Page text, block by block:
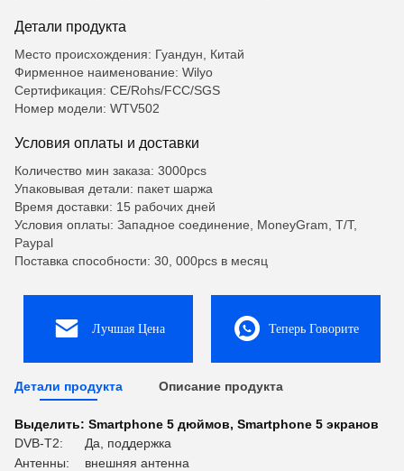
Детали продукта
Место происхождения: Гуандун, Китай
Фирменное наименование: Wilyo
Сертификация: CE/Rohs/FCC/SGS
Номер модели: WTV502
Условия оплаты и доставки
Количество мин заказа: 3000pcs
Упаковывая детали: пакет шаржа
Время доставки: 15 рабочих дней
Условия оплаты: Западное соединение, MoneyGram, T/T,
Paypal
Поставка способности: 30, 000pcs в месяц
Лучшая Цена Теперь Говорите
Детали продукта Описание продукта
Выделить: Smartphone 5 дюймов, Smartphone 5 экранов
DVB-T2:
Да, поддержка
Антенны:
внешняя антенна